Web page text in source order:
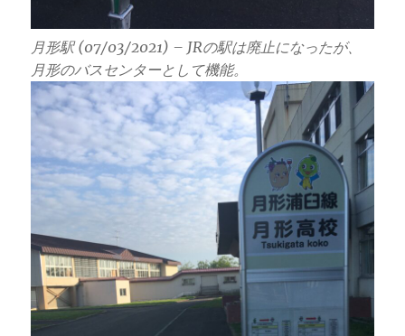
月形駅 (07/03/2021) – JRの駅は廃止になったが、
月形のバスセンターとして機能。